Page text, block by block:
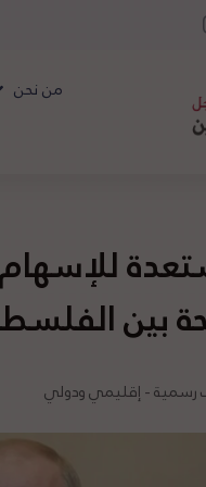
من نحن
بين
رسمية - إقليمي ودولي